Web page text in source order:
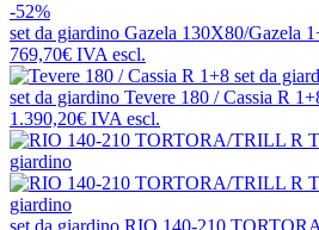
-52%
set da giardino Gazela 130X80/Gazela
769,70€ IVA escl.
set da giardino Tevere 180 / Cassia R
1.390,20€ IVA escl.